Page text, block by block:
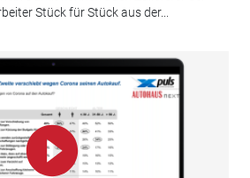
Stück für Stück aus der...